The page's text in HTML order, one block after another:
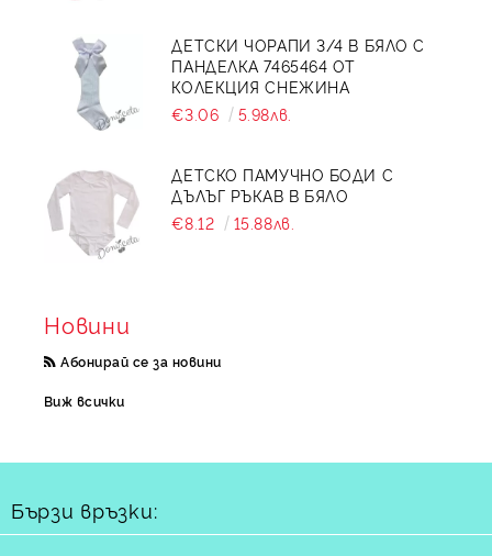
ДЕТСКИ ЧОРАПИ 3/4 В БЯЛО С
ПАНДЕЛКА 7465464 ОТ
КОЛЕКЦИЯ СНЕЖИНА
€3.06
5.98лв.
ДЕТСКО ПАМУЧНО БОДИ С
ДЪЛЪГ РЪКАВ В БЯЛО
€8.12
15.88лв.
Новини
Абонирай се за новини
Виж всички
Бързи връзки: